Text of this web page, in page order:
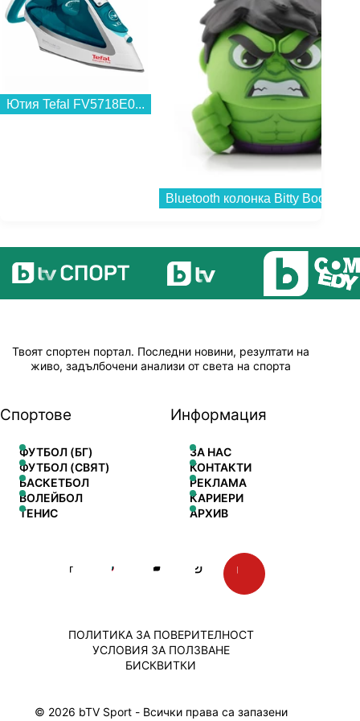
Ютия Tefal FV5718E0...
Твоят спортен портал. Последни новини, резултати на
живо, задълбочени анализи от света на спорта
Спортове
ФУТБОЛ (БГ)
ФУТБОЛ (СВЯТ)
БАСКЕТБОЛ
ВОЛЕЙБОЛ
ТЕНИС
Информация
ЗА НАС
КОНТАКТИ
РЕКЛАМА
КАРИЕРИ
АРХИВ
© 2026 bTV Sport - Всички права са запазени
ПОЛИТИКА ЗА ПОВЕРИТЕЛНОСТ
УСЛОВИЯ ЗА ПОЛЗВАНЕ
БИСКВИТКИ